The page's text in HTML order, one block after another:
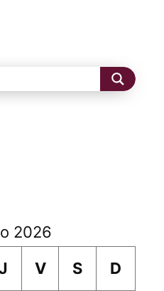
2026
V S D